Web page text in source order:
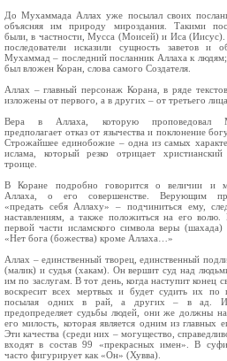
До Мухаммада Аллах уже посылал своих
объясняя им природу мироздания. Такими
были, в частности, Мусса (Моисей) и Иса (Иисус).
последователи исказили сущность заветов и
Мухаммад – последний посланник Аллаха к людям;
был вложен Коран, слова самого Создателя.
Аллах – главный персонаж Корана, в ряде
изложены от первого, а в других – от третьего лица.
Вера в Аллаха, которую проповедовал
предполагает отказ от язычества и поклонение
Строжайшее единобожие – одна из самых
ислама, который резко отрицает
троице.
В Коране подробно говорится о величии и
Аллаха, о его совершенстве. Верующим
«предать себя Аллаху» – подчиниться ему,
наставлениям, а также положиться на его
первой части исламского символа веры (шахада)
«Нет бога (божества) кроме Аллаха…»
Аллах – единственный творец, единственный
(малик) и судья (хакам). Он вершит суд над
им по заслугам. В тот день, когда наступит конец
воскресит всех мертвых и будет судить их по
посылая одних в рай, а других – в ад.
предопределяет судьбы людей, они же должны
его милость, которая является одним из главных
Эти качества (среди них – могущество,
входят в состав 99 «прекрасных имен». В
часто фигурирует как «Он» (Хувва).